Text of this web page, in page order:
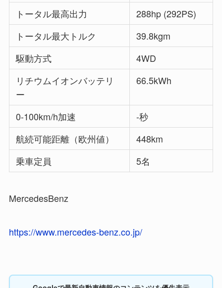
トータル最高出力
288hp (292PS)
トータル最大トルク
39.8kgm
駆動方式
4WD
リチウムイオンバッテリ
ー
66.5kWh
0-100km/h加速
-秒
航続可能距離（欧州値）
448km
乗車定員
5名
MercedesBenz
https://www.mercedes-benz.co.jp/